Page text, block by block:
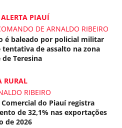
PIAUÍ
DE ARNALDO RIBEIRO
é baleado por policial militar
de assalto na zona
de Teresina
RURAL
RIBEIRO
Comercial do Piauí registra
de 32,1% nas exportações
de 2026